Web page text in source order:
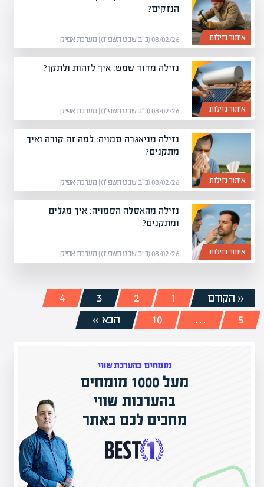
איתור נזילות
הנזקים?
08/02/26 (כ״ב שבט תשפ״ו) | מערכת אפיק
איתור נזילות
נזילה מדוד שמש: איך לזהות ולתקן?
08/02/26 (כ״ב שבט תשפ״ו) | מערכת אפיק
איתור נזילות
נזילה מניאגרה סמויה: למה זה קורה ואיך
מתקנים?
08/02/26 (כ״ב שבט תשפ״ו) | מערכת אפיק
איתור נזילות
נזילה מהאסלה הסמויה: איך מגלים
ומתקנים?
08/02/26 (כ״ב שבט תשפ״ו) | מערכת אפיק
« הקודם 1
2
3
4
5
…
10 הבא »
מומחים בהערכת שווי
מעל 1000 מומחים
בהערכות שווי
מחכים לכם באתר